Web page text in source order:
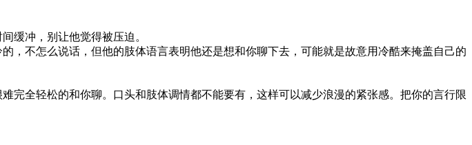
缓冲，别让他觉得被压迫。
，不怎么说话，但他的肢体语言表明他还是想和你聊下去，可能就是故意用冷酷来掩盖自己的
完全轻松的和你聊。口头和肢体调情都不能要有，这样可以减少浪漫的紧张感。把你的言行限